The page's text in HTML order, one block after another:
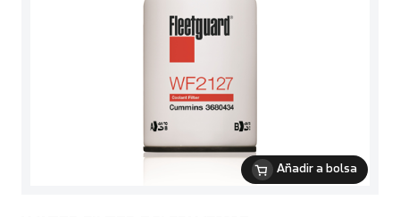
Añadir a bolsa